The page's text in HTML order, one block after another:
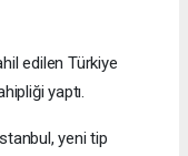
edilen Türkiye
yaptı.
yeni tip